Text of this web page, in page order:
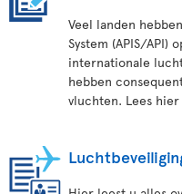
Veel landen
System (APIS/API)
internationale
hebben
vluchten. Lees hier